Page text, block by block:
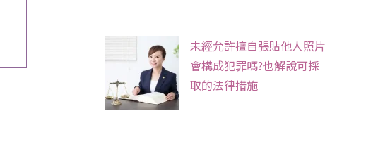
未經允許擅自張貼他人照片
會構成犯罪嗎?也解說可採
取的法律措施